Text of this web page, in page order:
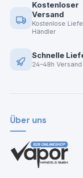
Kostenloser
Versand
Kostenlose
Händler
Schnelle
24–48h Versand
Über uns